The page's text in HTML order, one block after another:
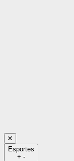
Esportes
+ -